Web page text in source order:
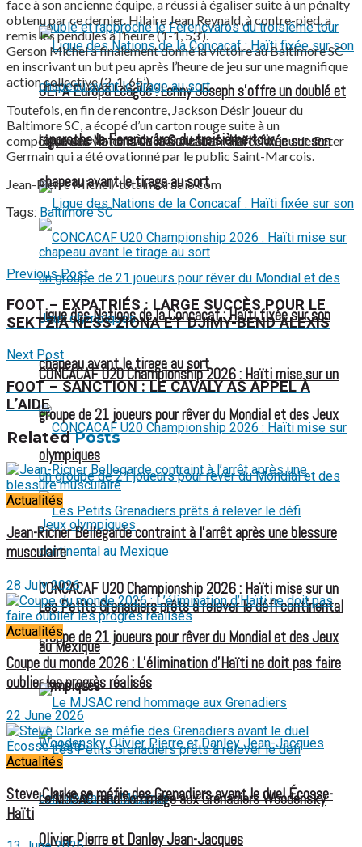
UEFA Europa League : Lenny Joseph s’offre un doublé et
rapproche le Ferencváros du troisième tour
Ligue des Nations de la Concacaf : Haïti fixée sur son
chapeau avant le tirage au sort
CONCACAF U20 Championship 2026 : Haïti mise sur un
groupe de 21 joueurs pour rêver du Mondial et des Jeux
olympiques
Ligue des Nations de la Concacaf : Haïti fixée sur son
chapeau avant le tirage au sort
CONCACAF U20 Championship 2026 : Haïti mise sur un
groupe de 21 joueurs pour rêver du Mondial et des Jeux
olympiques
Les Petits Grenadiers prêts à relever le défi continental
au Mexique
Le MJSAC rend hommage aux Grenadiers Woodensky
Olivier Pierre et Danley Jean-Jacques
face à son ancienne équipe, a réussi à égaliser suite à un pénalty
obtenu par ce dernier. Hilaire Jean Reynald, à contre-pied, a
remis les pendules à l’heure (1-1, 53’).
Gerson Michel a finalement donné la victoire au Baltimore SC
en inscrivant un but peu après l’heure de jeu sur une magnifique
action collective (2-1, 65’).
Toutefois, en fin de rencontre, Jackson Désir joueur du
Baltimore SC, a écopé d’un carton rouge suite à un
comportement violent. À noter aussi la rentrée en jeu de Peter
Germain qui a été ovationné par le public Saint-Marcois.
Jean-Pierre Michel/ totalmixradio.com
Tags: Baltimore SC
Previous Post
FOOT – EXPATRIÉS : LARGE SUCCÈS POUR LE
SEKTZIA NESS ZIONA ET DJIMY-BEND ALEXIS
Next Post
FOOT – SANCTION : LE CAVALY AS APPEL À
L’AIDE
RelatedPosts
Actualités
Jean-Ricner Bellegarde contraint à l’arrêt après une blessure
musculaire
28 July 2026
Actualités
Coupe du monde 2026 : L’élimination d’Haïti ne doit pas faire
oublier les progrès réalisés
22 June 2026
Actualités
Steve Clarke se méfie des Grenadiers avant le duel Écosse-
Haïti